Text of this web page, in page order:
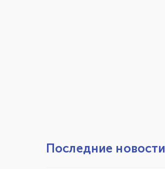
Последние новости